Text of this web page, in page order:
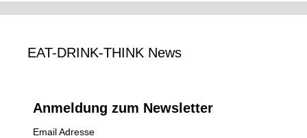
EAT-DRINK-THINK News
Anmeldung zum Newsletter
Email Adresse